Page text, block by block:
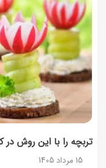
تربچه را با این روش در
15 مرداد 1405
طرز
13 مرداد 1405
طرز
13 مرداد 1405